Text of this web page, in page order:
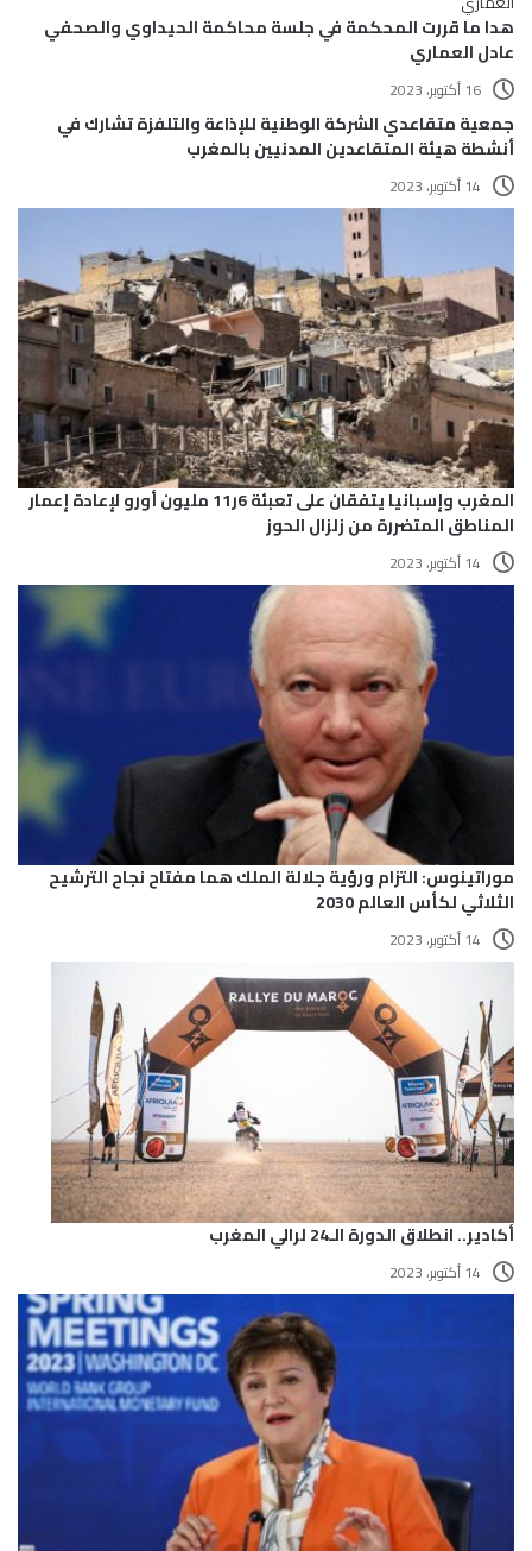
هدا ما قررت المحكمة في جلسة محاكمة الحيداوي والصحفي
عادل العماري
16 أكتوبر، 2023
جمعية متقاعدي الشركة الوطنية للإذاعة والتلفزة تشارك في
أنشطة هيئة المتقاعدين المدنيين بالمغرب
14 أكتوبر، 2023
المغرب وإسبانيا يتفقان على تعبئة 6ر11 مليون أورو لإعادة إعمار
المناطق المتضررة من زلزال الحوز
14 أكتوبر، 2023
موراتينوس: التزام ورؤية جلالة الملك هما مفتاح نجاح الترشيح
الثلاثي لكأس العالم 2030
14 أكتوبر، 2023
أكادير.. انطلاق الدورة الـ24 لرالي المغرب
14 أكتوبر، 2023